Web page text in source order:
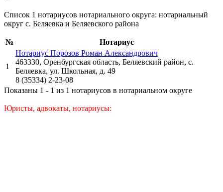
Список 1 нотариусов нотариального округа: нотариальный
округ с. Беляевка и Беляевского района
№ Нотариус
1
Нотариус Порозов Роман Александрович
463330, Оренбургская область, Беляевский район, с.
Беляевка, ул. Школьная, д. 49
8 (35334) 2-23-08
Показаны 1 - 1 из 1 нотариусов в нотариальном округе
Юристы, адвокаты, нотариусы: